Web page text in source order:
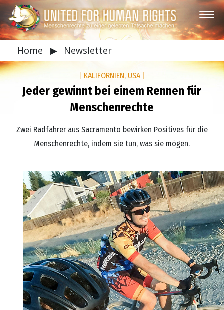
Home ▶ Newsletter
KALIFORNIEN, USA
Jeder gewinnt bei einem Rennen für
Menschenrechte
Zwei Radfahrer aus Sacramento bewirken Positives für die
Menschenrechte, indem sie tun, was sie mögen.